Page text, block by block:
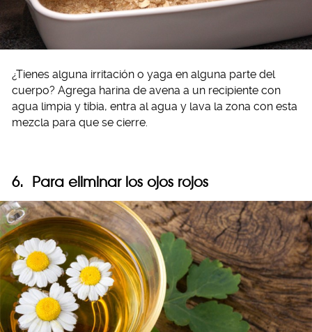
¿Tienes alguna irritación o yaga en alguna parte del
cuerpo? Agrega harina de avena a un recipiente con
agua limpia y tibia, entra al agua y lava la zona con esta
mezcla para que se cierre.
6. Para eliminar los ojos rojos